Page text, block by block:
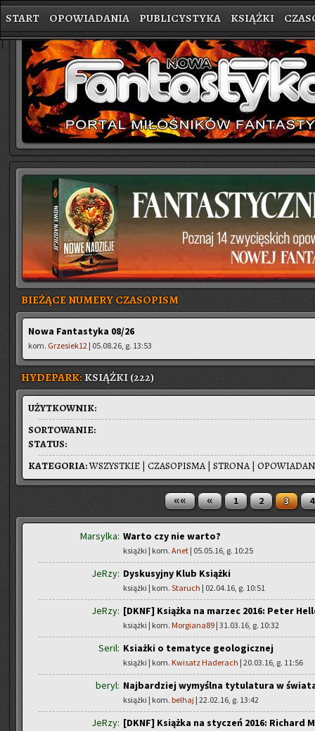
START OPOWIADANIA PUBLICYSTYKA KSIĄŻKI
}
BIEŻĄCE NUMERY CZASOPISM
Nowa Fantastyka 08/26
kom. Grzesiek12 | 05.08.26, g. 13:53
HYDEPARK:KSIĄŻKI (222)
UŻYT­KOW­NIK:
SOR­TO­WA­NIE:
STA­TUS:
WSZYST­KIE | CZA­SO­PI­SMA| STRO­NA|
KA­TE­GO­RIA:
«« « 1 2 3 4
Marsylka: Warto czy nie warto?
książki | kom. Anet | 05.05.16, g. 10:25
JeRzy: Dyskusyjny Klub Książki
książki | kom. Staruch | 02.04.16, g. 10:51
JeRzy: [DKNF] Książka na marzec 2016: Peter
książki | kom. Morgiana89 | 31.03.16, g. 10:32
Seril: Ksiażki o tematyce geologicznej
książki | kom. Kwisatz Haderach | 20.03.16, g. 11:56
beryl: Najbardziej wymyślna tytulatura w
książki | kom. belhaj | 22.02.16, g. 13:42
JeRzy: [DKNF] Książka na styczeń 2016: